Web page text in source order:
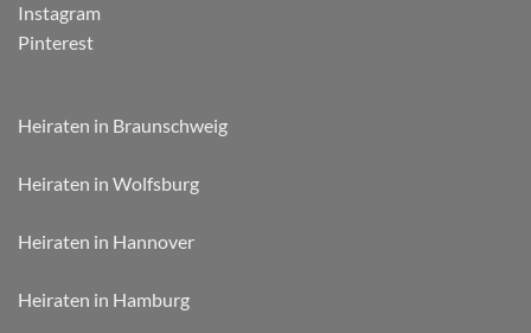
Instagram
Pinterest
Heiraten in Braunschweig
Heiraten in Wolfsburg
Heiraten in Hannover
Heiraten in Hamburg